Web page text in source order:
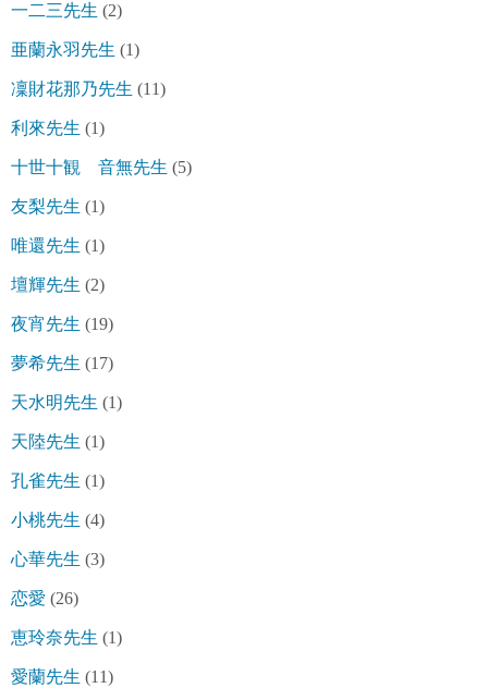
一二三先生 (2)
亜蘭永羽先生 (1)
凜財花那乃先生 (11)
利來先生 (1)
十世十観 音無先生 (5)
友梨先生 (1)
唯還先生 (1)
壇輝先生 (2)
夜宵先生 (19)
夢希先生 (17)
天水明先生 (1)
天陸先生 (1)
孔雀先生 (1)
小桃先生 (4)
心華先生 (3)
恋愛 (26)
恵玲奈先生 (1)
愛蘭先生 (11)